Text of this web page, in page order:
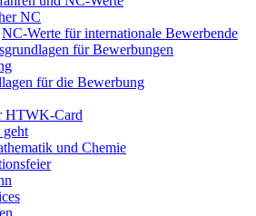
NC
NC-Werte für internationale Bewerbende
für Bewerbungen
für die Bewerbung
HTWK-Card
geht
und Chemie